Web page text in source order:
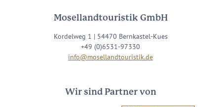
Mosellandtouristik GmbH
Kordelweg 1 | 54470 Bernkastel-Kues
+49 (0)6531-97330
info@mosellandtouristik.de
Wir sind Partner von